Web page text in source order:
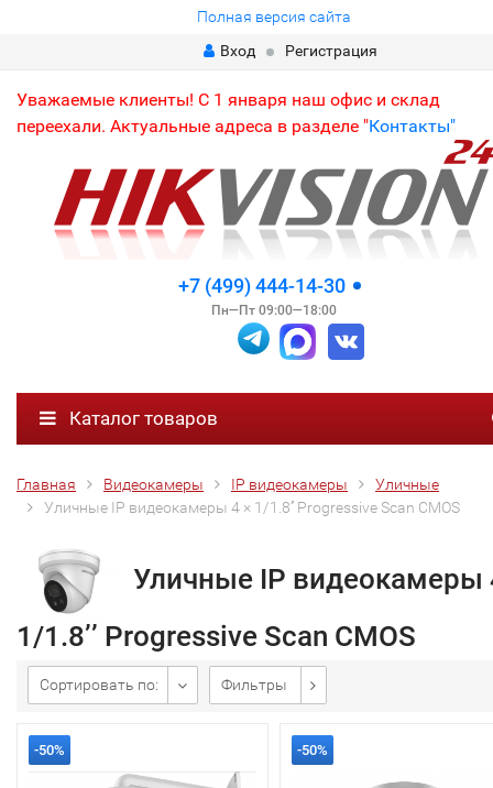
Полная версия сайта
Вход
Регистрация
Уважаемые клиенты! С 1 января наш офис и склад
переехали. Актуальные адреса в разделе "Контакты"
+7 (499) 444-14-30
Пн—Пт 09:00—18:00
Каталог товаров
Главная Видеокамеры IP видеокамеры
Уличные
Уличные IP видеокамеры 4 × 1/1.8’’ Progressive Scan CMOS
Уличные IP видеокамеры
1/1.8’’ Progressive Scan CMOS
Сортировать по: Фильтры
-50% -50%